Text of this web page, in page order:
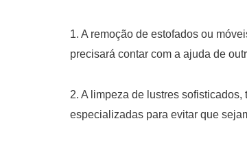
1. A remoção de estofados ou
precisará contar com a ajuda de
2. A limpeza de lustres
especializadas para evitar que